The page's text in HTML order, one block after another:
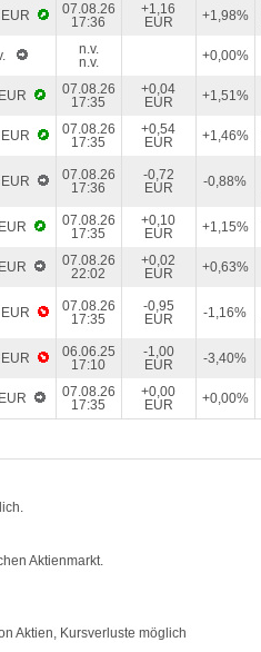
07.08.26
17:36
+1,16
EUR
+1,98%
n.v.
n.v.
+0,00%
07.08.26
17:35
+0,04
EUR
+1,51%
07.08.26
17:35
+0,54
EUR
+1,46%
07.08.26
17:36
-0,72
EUR
-0,88%
07.08.26
17:35
+0,10
EUR
+1,15%
07.08.26
22:02
+0,02
EUR
+0,63%
07.08.26
17:35
-0,95
EUR
-1,16%
06.06.25
17:10
-1,00
EUR
-3,40%
07.08.26
17:35
+0,00
EUR
+0,00%
Aktienmarkt.
Aktien, Kursverluste möglich